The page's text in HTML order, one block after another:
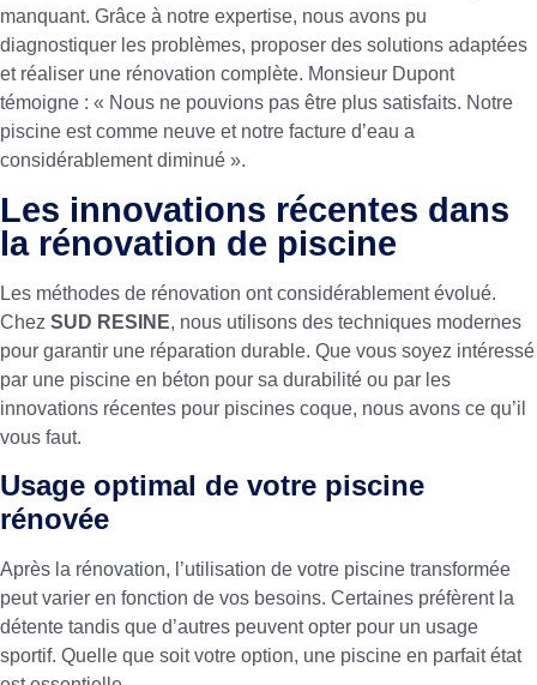
manquant. Grâce à notre expertise, nous avons pu
diagnostiquer les problèmes, proposer des solutions adaptées
et réaliser une rénovation complète. Monsieur Dupont
témoigne : « Nous ne pouvions pas être plus satisfaits. Notre
piscine est comme neuve et notre facture d’eau a
considérablement diminué ».
Les innovations récentes dans
la rénovation de piscine
Les méthodes de rénovation ont considérablement évolué.
Chez SUD RESINE, nous utilisons des techniques modernes
pour garantir une réparation durable. Que vous soyez intéressé
par une piscine en béton pour sa durabilité ou par les
innovations récentes pour piscines coque, nous avons ce qu’il
vous faut.
Usage optimal de votre piscine
rénovée
Après la rénovation, l’utilisation de votre piscine transformée
peut varier en fonction de vos besoins. Certaines préfèrent la
détente tandis que d’autres peuvent opter pour un usage
sportif. Quelle que soit votre option, une piscine en parfait état